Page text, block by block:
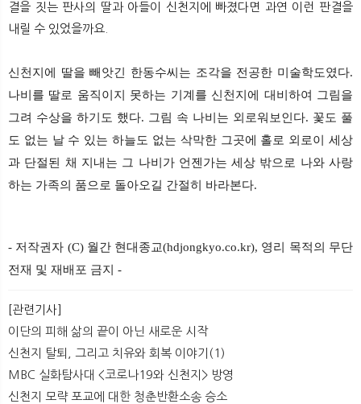
결을 짓는 판사의 딸과 아들이 신천지에 빠졌다면 과연 이런 판결을
내릴 수 있었을까요.
신천지에 딸을 빼앗긴 한동수씨는 조각을 전공한 미술학도였다.
나비를 딸로 움직이지 못하는 기계를 신천지에 대비하여 그림을
그려 수상을 하기도 했다. 그림 속 나비는 외로워보인다. 꽃도 풀
도 없는 날 수 있는 하늘도 없는 삭막한 그곳에 홀로 외로이 세상
과 단절된 채 지내는 그 나비가 언젠가는 세상 밖으로 나와 사랑
하는 가족의 품으로 돌아오길 간절히 바라본다.
- 저작권자 (C) 월간 현대종교(hdjongkyo.co.kr), 영리 목적의 무단
전재 및 재배포 금지 -
[관련기사]
이단의 피해 삶의 끝이 아닌 새로운 시작
신천지 탈퇴, 그리고 치유와 회복 이야기(1)
MBC 실화탐사대 <코로나19와 신천지> 방영
신천지 모략 포교에 대한 청춘반환소송 승소